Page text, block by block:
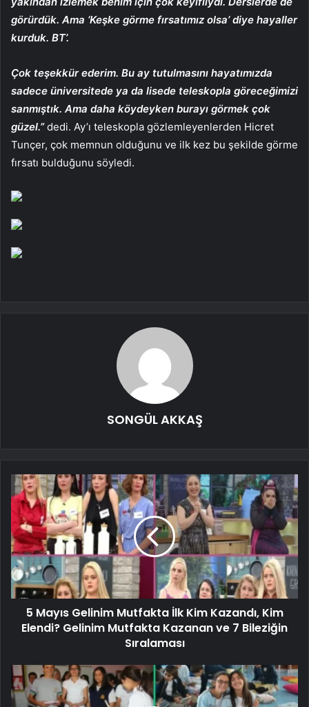
görürdük. Ama ‘Keşke görme fırsatımız olsa’ diye hayaller
kurduk. BT’.
Çok teşekkür ederim. Bu ay tutulmasını hayatımızda
sadece üniversitede ya da lisede teleskopla göreceğimizi
sanmıştık. Ama daha köydeyken burayı görmek çok
güzel.”dedi. Ay’ı teleskopla gözlemleyenlerden Hicret
Tunçer, çok memnun olduğunu ve ilk kez bu şekilde görme
fırsatı bulduğunu söyledi.
SONGÜL AKKAŞ
5 Mayıs Gelinim Mutfakta İlk Kim Kazandı, Kim
Elendi? Gelinim Mutfakta Kazanan ve 7 Bileziğin
Sıralaması